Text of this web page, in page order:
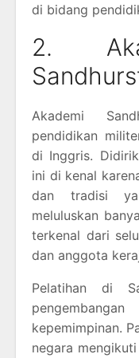
di bidang
2.
Akademi
pendidikan
di Inggris.
ini di kenal
dan tradisi
meluluskan
terkenal dari
dan anggota
Pelatihan di
kepemimpinan.
negara